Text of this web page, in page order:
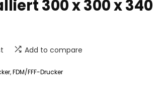
300 x 300 x 340
Add to compare
,FDM/FFF-Drucker